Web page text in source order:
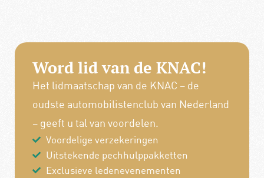
Word lid van de KNAC!
Het lidmaatschap van de KNAC – de
oudste automobilistenclub van Nederland
– geeft u tal van voordelen.
Voordelige verzekeringen
Uitstekende pechhulppakketten
Exclusieve ledenevenementen